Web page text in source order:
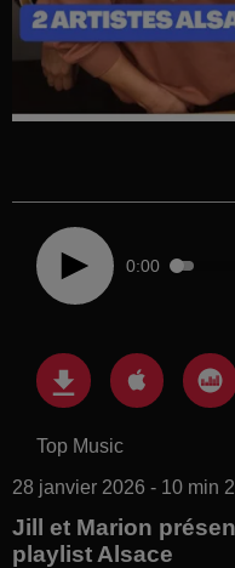
0:00
Top Music
28 janvier 2026 - 10 min
Jill et Marion
playlist Alsace